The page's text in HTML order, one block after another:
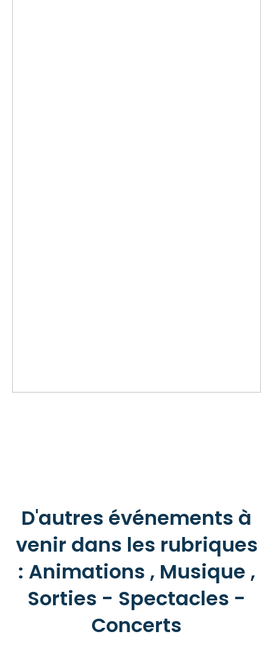
D'autres événements à
venir dans les rubriques
: Animations , Musique ,
Sorties - Spectacles -
Concerts